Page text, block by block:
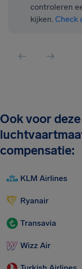
controleren
kijken. Check
Ook voor deze
compensatie:
KLM Airlines
Ryanair
Transavia
Wizz Air